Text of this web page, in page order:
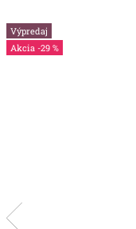
Výpredaj
-29 %